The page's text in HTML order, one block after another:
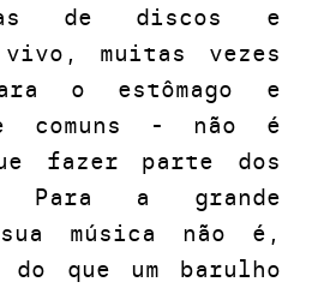
de discos e
muitas vezes
o estômago e
comuns - não é
fazer parte dos
Para a grande
música não é,
que um barulho